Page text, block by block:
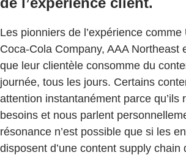
Les pionniers de l’expérience
Coca-Cola Company, AAA Northeast
que leur clientèle consomme du
journée, tous les jours. Certains
attention instantanément parce qu’ils
besoins et nous parlent
résonance n’est possible que si les
disposent d’une content supply chain